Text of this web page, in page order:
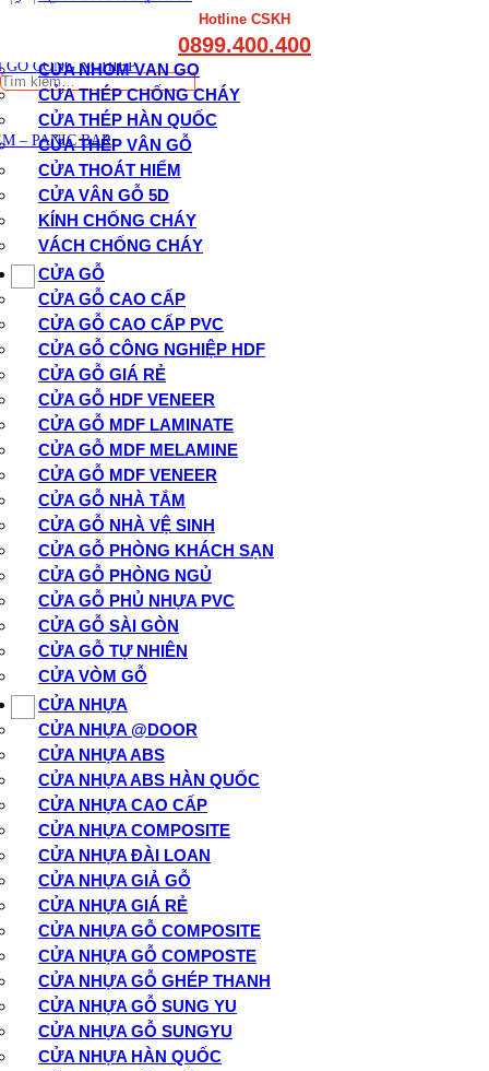
CẦU THANG GỖ
GỖ CÔNG NGHIỆP
– PANIC BAR
Hotline CSKH
0899.400.400
Tìm
kiếm:
CỬA GỖ CHỐNG CHÁY
CỬA KÍNH CHỐNG CHÁY
CỬA NHÔM VÂN GỖ
CỬA THÉP CHỐNG CHÁY
CỬA THÉP HÀN QUỐC
CỬA THÉP VÂN GỖ
CỬA THOÁT HIỂM
CỬA VÂN GỖ 5D
KÍNH CHỐNG CHÁY
VÁCH CHỐNG CHÁY
CỬA GỖ
CỬA GỖ CAO CẤP
CỬA GỖ CAO CẤP PVC
CỬA GỖ CÔNG NGHIỆP HDF
CỬA GỖ GIÁ RẺ
CỬA GỖ HDF VENEER
CỬA GỖ MDF LAMINATE
CỬA GỖ MDF MELAMINE
CỬA GỖ MDF VENEER
CỬA GỖ NHÀ TẮM
CỬA GỖ NHÀ VỆ SINH
CỬA GỖ PHÒNG KHÁCH SẠN
CỬA GỖ PHÒNG NGỦ
CỬA GỖ PHỦ NHỰA PVC
CỬA GỖ SÀI GÒN
CỬA GỖ TỰ NHIÊN
CỬA VÒM GỖ
CỬA NHỰA
CỬA NHỰA @DOOR
CỬA NHỰA ABS
CỬA NHỰA ABS HÀN QUỐC
CỬA NHỰA CAO CẤP
CỬA NHỰA COMPOSITE
CỬA NHỰA ĐÀI LOAN
CỬA NHỰA GIẢ GỖ
CỬA NHỰA GIÁ RẺ
CỬA NHỰA GỖ COMPOSITE
CỬA NHỰA GỖ COMPOSTE
CỬA NHỰA GỖ GHÉP THANH
CỬA NHỰA GỖ SUNG YU
CỬA NHỰA GỖ SUNGYU
CỬA NHỰA HÀN QUỐC